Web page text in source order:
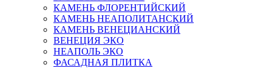
КАМЕНЬ ФЛОРЕНТИЙСКИЙ
КАМЕНЬ НЕАПОЛИТАНСКИЙ
КАМЕНЬ ВЕНЕЦИАНСКИЙ
ВЕНЕЦИЯ ЭКО
НЕАПОЛЬ ЭКО
ФАСАДНАЯ ПЛИТКА